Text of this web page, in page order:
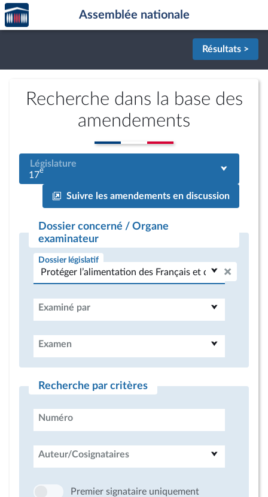
Aller au contenu
Aller en bas de la page
Accèder
à la
page
Assemblée nationale
Résultats >
Recherche dans la base des
amendements
Législature
17e
Suivre les amendements en discussion
Dossier concerné / Organe
examinateur
Dossier législatif
Examiné par
Examen
Recherche par critères
Numéro
Auteur/Cosignataires
Premier signataire uniquement